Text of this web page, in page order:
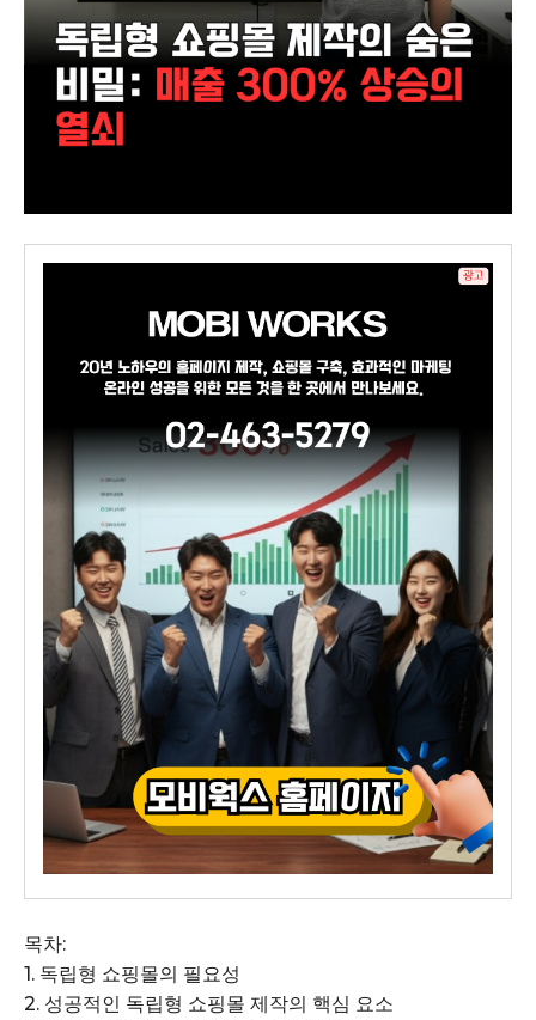
목차:
1. 독립형 쇼핑몰의 필요성
2. 성공적인 독립형 쇼핑몰 제작의 핵심 요소